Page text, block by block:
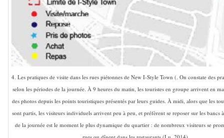
4. Les pratiques de visite dans les rues piétonnes de New I-Style Town (. On constate des
selon les périodes de la journée. À 9 heures du matin, les touristes en groupe arrivent en
des photos depuis les points touristiques présentés par leurs guides. À midi, alors que les
sont partis, les visiteurs individuels arrivent peu à peu, et préfèrent se reposer sur les bancs
de la journée est le moment le plus dynamique du quartier : de nombreux visiteurs se